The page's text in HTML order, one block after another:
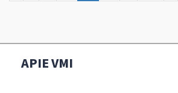
APIE VMI